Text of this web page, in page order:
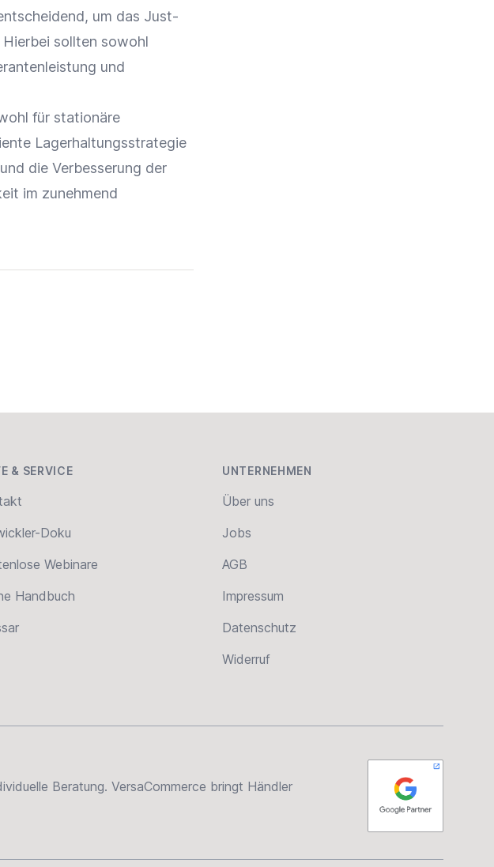
um das Just-
sollten sowohl
und
für stationäre
Lagerhaltungsstrategie
und die Verbesserung der
im zunehmend
& SERVICE
Doku
Webinare
Handbuch
UNTERNEHMEN
Über uns
Jobs
AGB
Impressum
Datenschutz
Widerruf
Beratung. VersaCommerce bringt Händler